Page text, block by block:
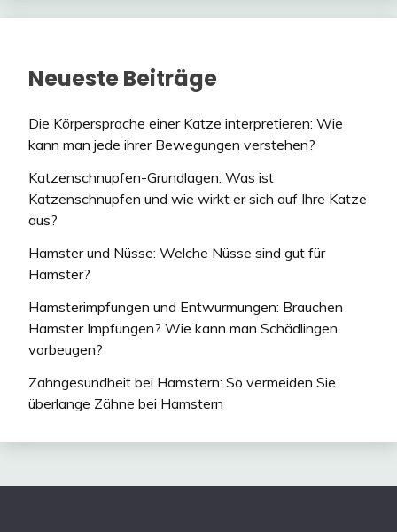
Neueste Beiträge
Die Körpersprache einer Katze interpretieren: Wie
kann man jede ihrer Bewegungen verstehen?
Katzenschnupfen-Grundlagen: Was ist
Katzenschnupfen und wie wirkt er sich auf Ihre Katze
aus?
Hamster und Nüsse: Welche Nüsse sind gut für
Hamster?
Hamsterimpfungen und Entwurmungen: Brauchen
Hamster Impfungen? Wie kann man Schädlingen
vorbeugen?
Zahngesundheit bei Hamstern: So vermeiden Sie
überlange Zähne bei Hamstern